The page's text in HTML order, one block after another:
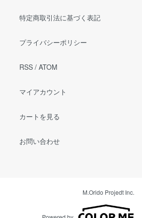
特定商取引法に基づく表記
プライバシーポリシー
RSS / ATOM
マイアカウント
カートを見る
お問い合わせ
M.Orido Projedt Inc.